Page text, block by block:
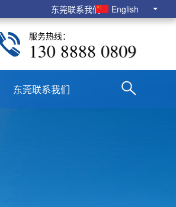
东莞联系我们 English
服务热线：
130 8888 0809
东莞联系我们